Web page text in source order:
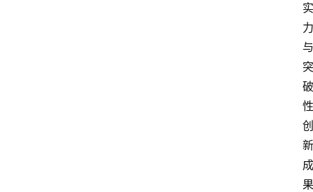
实
力
与
突
破
性
创
新
成
果